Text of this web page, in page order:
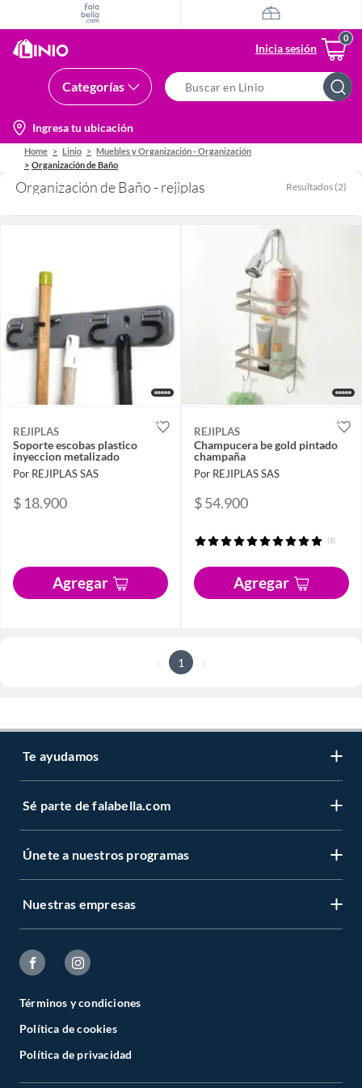
Inicia sesión
Categorías
Bar
location-
icon
Ingresa tu ubicación
Home Linio
Muebles y Organización - Organización
Organización de Baño
Organización de Baño - rejiplas Resultados (2)
REJIPLAS
Soporte escobas plastico
inyeccion metalizado
Por REJIPLAS SAS
$ 18.900
Agregar
REJIPLAS
Champucera be gold pintado
champaña
Por REJIPLAS SAS
$ 54.900
(8)
Agregar
1
Te ayudamos
Sé parte de falabella.com
Únete a nuestros programas
Nuestras empresas
Términos y condiciones
Política de cookies
Política de privacidad